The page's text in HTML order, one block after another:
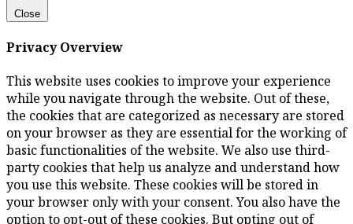
Close
Privacy Overview
This website uses cookies to improve your experience
while you navigate through the website. Out of these,
the cookies that are categorized as necessary are stored
on your browser as they are essential for the working of
basic functionalities of the website. We also use third-
party cookies that help us analyze and understand how
you use this website. These cookies will be stored in
your browser only with your consent. You also have the
option to opt-out of these cookies. But opting out of